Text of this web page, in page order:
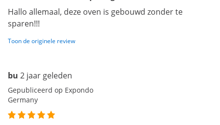
Hallo allemaal, deze oven is gebouwd zonder te
sparen!!!
Toon de originele review
bu 2 jaar geleden
Gepubliceerd op Expondo
Germany